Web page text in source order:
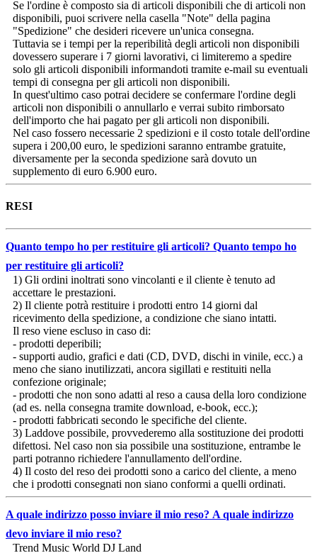
Se l'ordine è composto sia di articoli disponibili che di articoli non
disponibili, puoi scrivere nella casella "Note" della pagina
"Spedizione" che desideri ricevere un'unica consegna.
Tuttavia se i tempi per la reperibilità degli articoli non disponibili
dovessero superare i 7 giorni lavorativi, ci limiteremo a spedire
solo gli articoli disponibili informandoti tramite e-mail su eventuali
tempi di consegna per gli articoli non disponibili.
In quest'ultimo caso potrai decidere se confermare l'ordine degli
articoli non disponibili o annullarlo e verrai subito rimborsato
dell'importo che hai pagato per gli articoli non disponibili.
Nel caso fossero necessarie 2 spedizioni e il costo totale dell'ordine
supera i 200,00 euro, le spedizioni saranno entrambe gratuite,
diversamente per la seconda spedizione sarà dovuto un
supplemento di euro 6.900 euro.
RESI
Quanto tempo ho per restituire gli articoli? Quanto tempo ho
per restituire gli articoli?
1) Gli ordini inoltrati sono vincolanti e il cliente è tenuto ad
accettare le prestazioni.
2) Il cliente potrà restituire i prodotti entro 14 giorni dal
ricevimento della spedizione, a condizione che siano intatti.
Il reso viene escluso in caso di:
- prodotti deperibili;
- supporti audio, grafici e dati (CD, DVD, dischi in vinile, ecc.) a
meno che siano inutilizzati, ancora sigillati e restituiti nella
confezione originale;
- prodotti che non sono adatti al reso a causa della loro condizione
(ad es. nella consegna tramite download, e-book, ecc.);
- prodotti fabbricati secondo le specifiche del cliente.
3) Laddove possibile, provvederemo alla sostituzione dei prodotti
difettosi. Nel caso non sia possibile una sostituzione, entrambe le
parti potranno richiedere l'annullamento dell'ordine.
4) Il costo del reso dei prodotti sono a carico del cliente, a meno
che i prodotti consegnati non siano conformi a quelli ordinati.
A quale indirizzo posso inviare il mio reso? A quale indirizzo
devo inviare il mio reso?
Trend Music World DJ Land